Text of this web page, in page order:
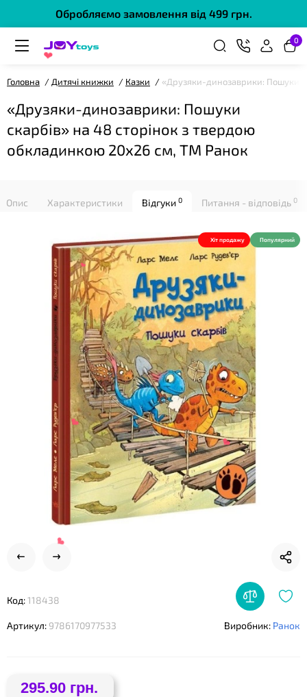
Обробляємо замовлення від 499 грн.
0
Головна Дитячі книжки Казки «Друзяки-динозаврики: Пошуки
«Друзяки-динозаврики: Пошуки
скарбів» на 48 сторінок з твердою
обкладинкою 20х26 см, ТМ Ранок
Опис Характеристики Відгуки 0 Питання - відповідь 0
Хіт продажу Популярний
Код:118438
Артикул: 9786170977533 Виробник: Ранок
295.90 грн.
❤
❤
❤